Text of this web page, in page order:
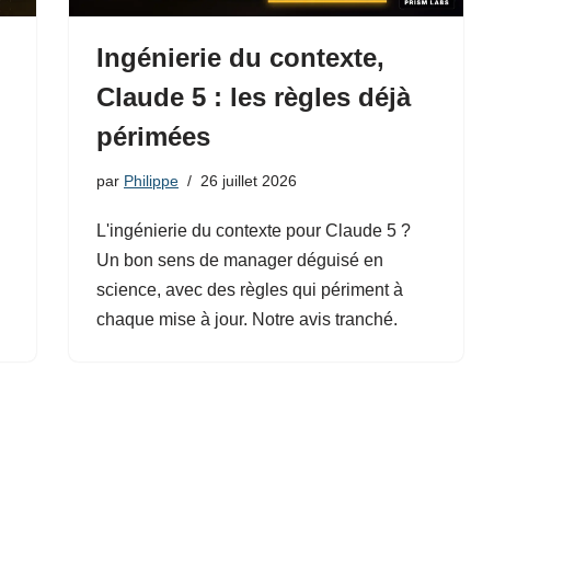
Ingénierie du contexte,
Claude 5 : les règles déjà
périmées
par Philippe 26 juillet 2026
L'ingénierie du contexte pour Claude 5 ?
Un bon sens de manager déguisé en
science, avec des règles qui périment à
chaque mise à jour. Notre avis tranché.